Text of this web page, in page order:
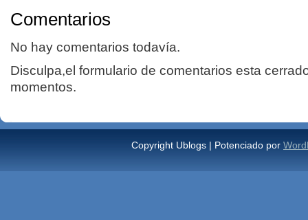
Comentarios
No hay comentarios todavía.
Disculpa,el formulario de comentarios esta
momentos.
Copyright Ublogs | Potenciado por